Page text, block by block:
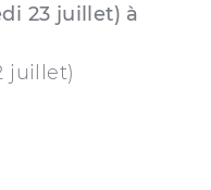
23 juillet) à
juillet)